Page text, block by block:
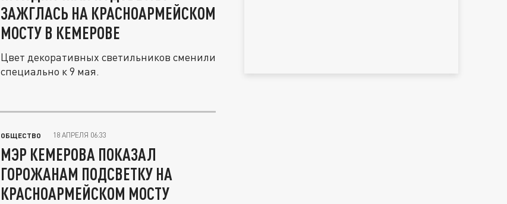
ЗАЖГЛАСЬ НА КРАСНОАРМЕЙСКОМ
МОСТУ В КЕМЕРОВЕ
Цвет декоративных светильников сменили
специально к 9 мая.
ОБЩЕСТВО 18 АПРЕЛЯ 06:33
МЭР КЕМЕРОВА ПОКАЗАЛ
ГОРОЖАНАМ ПОДСВЕТКУ НА
КРАСНОАРМЕЙСКОМ МОСТУ